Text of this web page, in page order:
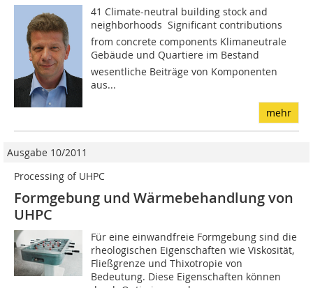
41 Climate-neutral building stock and
neighborhoods  Significant contributions
from concrete components Klimaneutrale
Gebäude und Quartiere im Bestand 
wesentliche Beiträge von Komponenten
aus...
mehr
Ausgabe 10/2011
Processing of UHPC
Formgebung und Wärmebehandlung von
UHPC
Für eine einwandfreie Formgebung sind die
rheologischen Eigenschaften wie Viskosität,
Fließgrenze und Thixotropie von
Bedeutung. Diese Eigenschaften können